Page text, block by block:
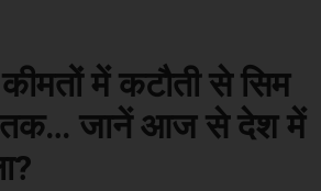
में कटौती से सिम
तक… जानें आज से देश में